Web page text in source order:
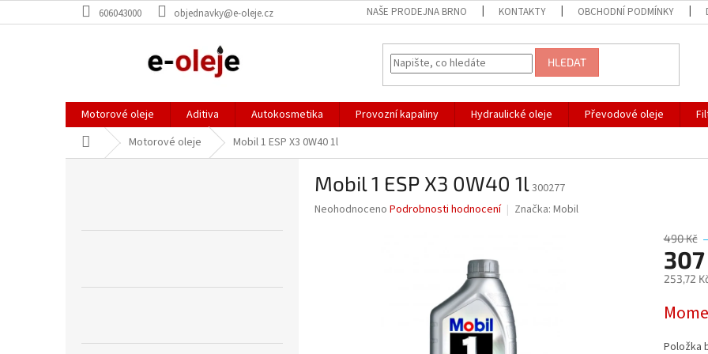
na
606043000 objednavky@e-oleje.cz NAŠE PRODEJNA BRNO KONTAKTY OBCHODNÍ PODMÍNKY
HLEDAT
Motorové oleje Aditiva Autokosmetika Provozní kapaliny Hydraulické oleje Převodové oleje
Domů Motorové oleje Mobil 1 ESP X3 0W40 1l
Mobil 1 ESP X3 0W40 1l300277
Průměrné
Neohodnoceno Podrobnosti hodnocení Značka: Mobil
490 Kč
253,72
cena:
Položka